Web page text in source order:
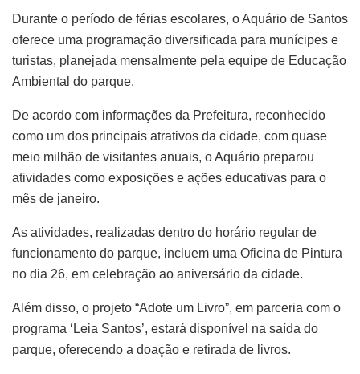
Durante o período de férias escolares, o Aquário de Santos
oferece uma programação diversificada para munícipes e
turistas, planejada mensalmente pela equipe de Educação
Ambiental do parque.
De acordo com informações da Prefeitura, reconhecido
como um dos principais atrativos da cidade, com quase
meio milhão de visitantes anuais, o Aquário preparou
atividades como exposições e ações educativas para o
mês de janeiro.
As atividades, realizadas dentro do horário regular de
funcionamento do parque, incluem uma Oficina de Pintura
no dia 26, em celebração ao aniversário da cidade.
Além disso, o projeto “Adote um Livro”, em parceria com o
programa ‘Leia Santos’, estará disponível na saída do
parque, oferecendo a doação e retirada de livros.